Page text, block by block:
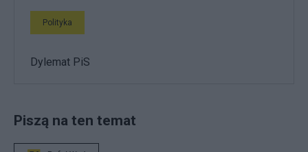
Polityka
Dylemat PiS
Piszą na ten temat